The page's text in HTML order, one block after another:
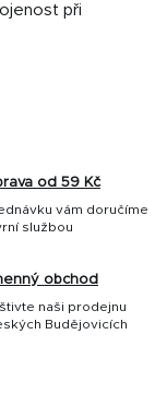
při
od 59 Kč
vám doručíme
službou
obchod
naši prodejnu
Budějovicích